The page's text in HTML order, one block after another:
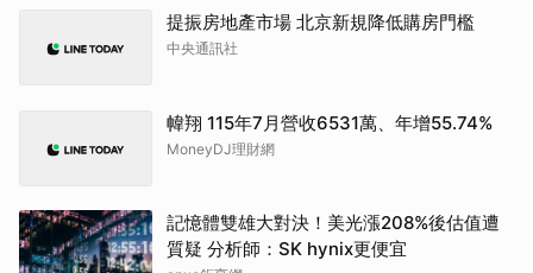
提振房地產市場 北京新規降低購房門檻
中央通訊社
幃翔 115年7月營收6531萬、年增55.74%
MoneyDJ理財網
記憶體雙雄大對決！美光漲208%後估值遭
質疑 分析師：SK hynix更便宜